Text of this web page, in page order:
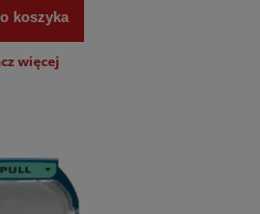
koszyka
więcej